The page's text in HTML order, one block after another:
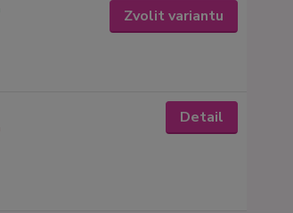
Zvolit variantu
Detail